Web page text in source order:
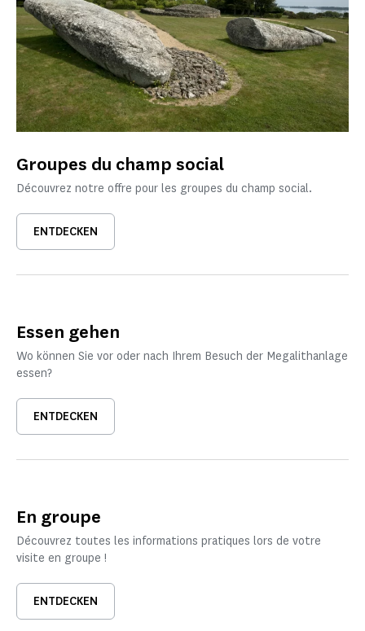
Groupes du champ social
Découvrez notre offre pour les groupes du champ social.
ENTDECKEN
Essen gehen
Wo können Sie vor oder nach Ihrem Besuch der Megalithanlage
essen?
ENTDECKEN
En groupe
Découvrez toutes les informations pratiques lors de votre
visite en groupe !
ENTDECKEN